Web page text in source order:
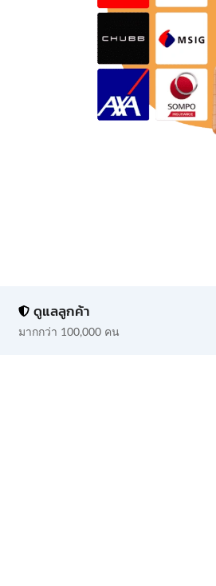
ดูแลลูกค้า
มากกว่า 100,000 คน